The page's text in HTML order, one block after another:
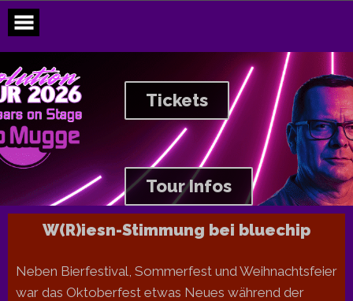
content
Tickets
Tour Infos
W(R)iesn-Stimmung bei bluechip
Neben Bierfestival, Sommerfest und Weihnachtsfeier
war das Oktoberfest etwas Neues während der